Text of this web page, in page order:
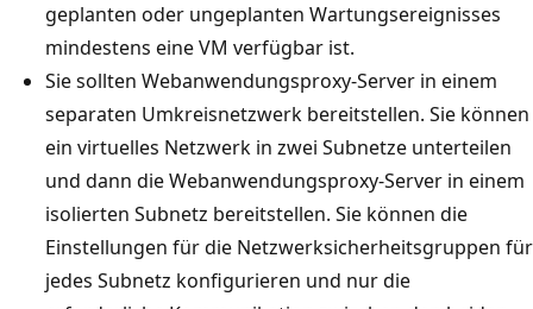
geplanten oder ungeplanten Wartungsereignisses
mindestens eine VM verfügbar ist.
Sie sollten Webanwendungsproxy-Server in einem
separaten Umkreisnetzwerk bereitstellen. Sie können
ein virtuelles Netzwerk in zwei Subnetze unterteilen
und dann die Webanwendungsproxy-Server in einem
isolierten Subnetz bereitstellen. Sie können die
Einstellungen für die Netzwerksicherheitsgruppen für
jedes Subnetz konfigurieren und nur die